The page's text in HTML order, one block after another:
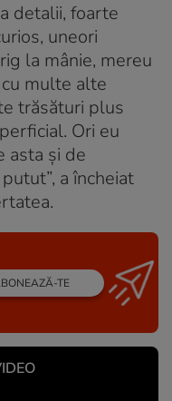
detalii, foarte
uneori
la mânie, mereu
multe alte
trăsături plus
Ori eu
asta și de
a încheiat
TE